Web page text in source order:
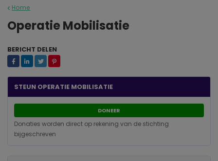
Home
Operatie Mobilisatie
BERICHT DELEN
STEUN OPERATIE MOBILISATIE
DONEER
Donaties worden direct op rekening van de stichting
bijgeschreven